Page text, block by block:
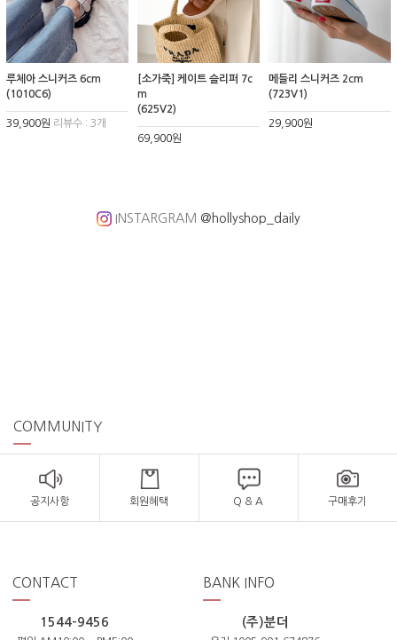
루체아 스니커즈 6cm
(1010C6)
39,900원 리뷰수 : 3개
[소가죽] 케이트 슬리퍼 7c
m
(625V2)
69,900원
메들리 스니커즈 2cm
(723V1)
29,900원
INSTARGRAM @hollyshop_daily
COMMUNITY
공지사항 회원혜택 Q & A 구매후기
CONTACT
1544-9456
BANK INFO
(주)분더